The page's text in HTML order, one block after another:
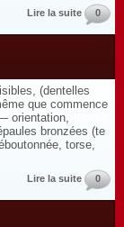
Lire la suite 0
(dentelles
que commence
orientation,
bronzées (te
torse,
Lire la suite 0